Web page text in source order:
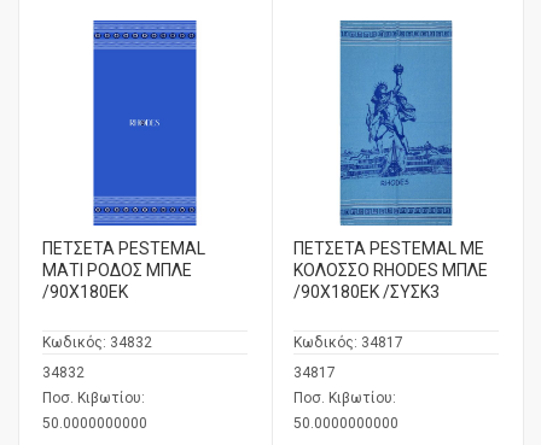
ΠΕΤΣΕΤΑ PESTEMAL
ΜΑΤΙ ΡΟΔΟΣ ΜΠΛΕ
/90X180ΕΚ
Κωδικός: 34832
34832
Ποσ. Κιβωτίου:
50.0000000000
ΠΕΤΣΕΤΑ PESTEMAL ΜΕ
ΚΟΛΟΣΣΟ RHODES ΜΠΛΕ
/90Χ180ΕΚ /ΣΥΣΚ3
Κωδικός: 34817
34817
Ποσ. Κιβωτίου:
50.0000000000